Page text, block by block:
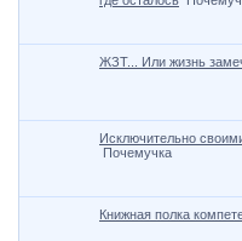
ЖЗТ... Или жизнь
Исключительно
Почемучка
Книжная полка